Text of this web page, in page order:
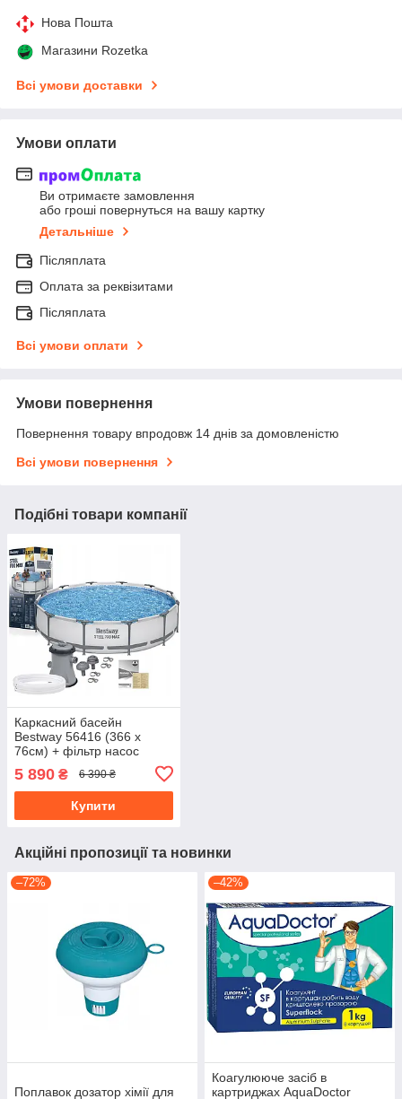
Нова Пошта
Магазини Rozetka
Всі умови доставки
Умови оплати
Ви отримаєте замовлення
або гроші повернуться на вашу картку
Детальніше
Післяплата
Оплата за реквізитами
Післяплата
Всі умови оплати
Умови повернення
Повернення товару впродовж 14 днів за домовленістю
Всі умови повернення
Подібні товари компанії
Каркасний басейн
Bestway 56416 (366 x
76см) + фільтр насос
5 890 ₴ 6 390 ₴
Купити
Акційні пропозиції та новинки
–72%
Поплавок дозатор хімії для
–42%
Коагулююче засіб в
картриджах AquaDoctor